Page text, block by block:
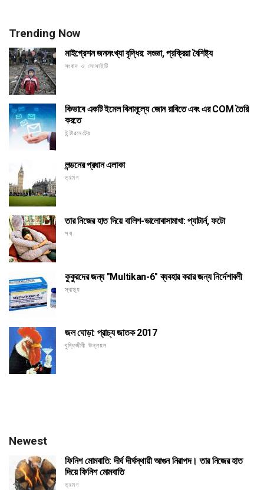
Trending Now
মাইগ্রেশন জনসংখ্যা বৃদ্ধির: সংজ্ঞা, প্রক্রিয়া বৈশিষ্ট্য
সংবাদ ও সোসাইটি
কিভাবে একটি ইমেল বিনামূল্যে জোন রাবিতে এবং এর COM তৈরি
করতে
ইন্টারনেটের
লন্ডনের প্রধান এলাকা
ভ্রমণ
তার নিজের হাত দিয়ে বালিশ-ভালোবাসামাখা: প্যাটার্ন, ফটো
শখ
কুকুরদের জন্য "Multikan-6" ব্যবহার করার জন্য নির্দেশাবলী
স্বাস্থ্য
জল ঘোড়া: প্রাচ্য জাতক 2017
বুদ্ধিজীবী উন্নয়ন
Newest
ফিনিশ মোমবাতি: দীর্ঘ দীর্ঘস্থায়ী আগুন নিরাপদ। তার নিজের হাত
দিয়ে ফিনিশ মোমবাতি
ভ্রমণ